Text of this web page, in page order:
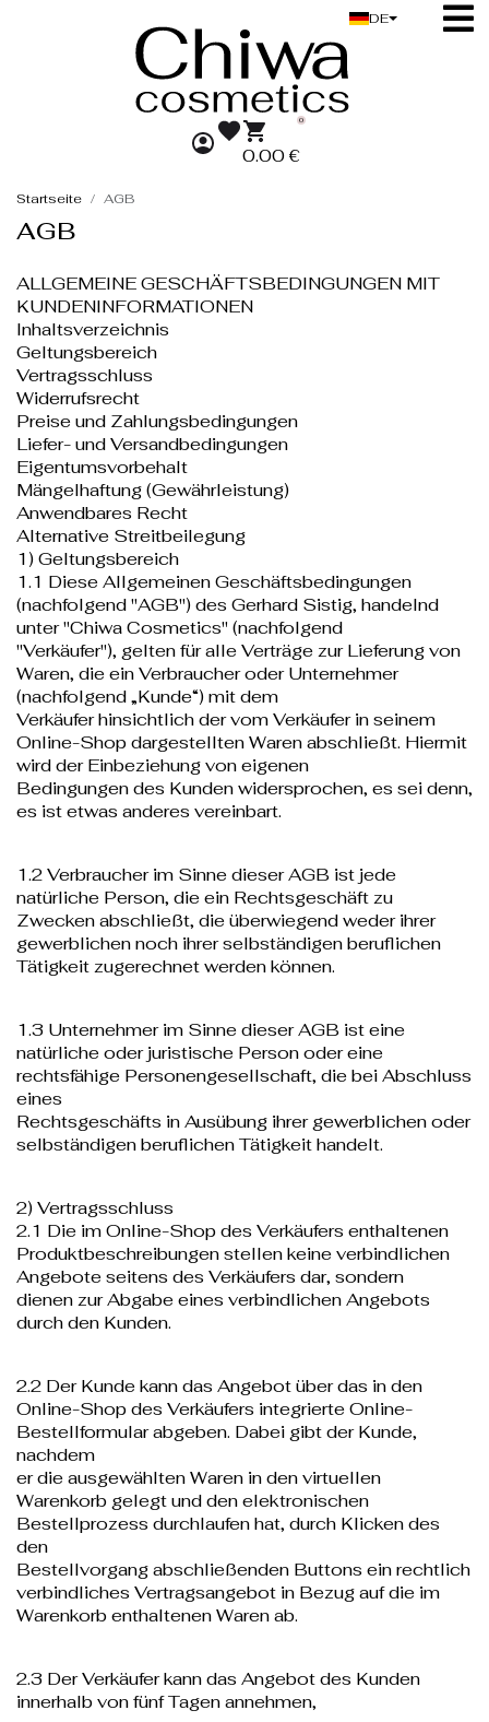
DE
0
0.00 €
Startseite AGB
AGB
ALLGEMEINE GESCHÄFTSBEDINGUNGEN MIT
KUNDENINFORMATIONEN
Inhaltsverzeichnis
Geltungsbereich
Vertragsschluss
Widerrufsrecht
Preise und Zahlungsbedingungen
Liefer- und Versandbedingungen
Eigentumsvorbehalt
Mängelhaftung (Gewährleistung)
Anwendbares Recht
Alternative Streitbeilegung
1) Geltungsbereich
1.1 Diese Allgemeinen Geschäftsbedingungen
(nachfolgend "AGB") des Gerhard Sistig, handelnd
unter "Chiwa Cosmetics" (nachfolgend
"Verkäufer"), gelten für alle Verträge zur Lieferung von
Waren, die ein Verbraucher oder Unternehmer
(nachfolgend „Kunde“) mit dem
Verkäufer hinsichtlich der vom Verkäufer in seinem
Online-Shop dargestellten Waren abschließt. Hiermit
wird der Einbeziehung von eigenen
Bedingungen des Kunden widersprochen, es sei denn,
es ist etwas anderes vereinbart.
1.2 Verbraucher im Sinne dieser AGB ist jede
natürliche Person, die ein Rechtsgeschäft zu
Zwecken abschließt, die überwiegend weder ihrer
gewerblichen noch ihrer selbständigen beruflichen
Tätigkeit zugerechnet werden können.
1.3 Unternehmer im Sinne dieser AGB ist eine
natürliche oder juristische Person oder eine
rechtsfähige Personengesellschaft, die bei Abschluss
eines
Rechtsgeschäfts in Ausübung ihrer gewerblichen oder
selbständigen beruflichen Tätigkeit handelt.
2) Vertragsschluss
2.1 Die im Online-Shop des Verkäufers enthaltenen
Produktbeschreibungen stellen keine verbindlichen
Angebote seitens des Verkäufers dar, sondern
dienen zur Abgabe eines verbindlichen Angebots
durch den Kunden.
2.2 Der Kunde kann das Angebot über das in den
Online-Shop des Verkäufers integrierte Online-
Bestellformular abgeben. Dabei gibt der Kunde,
nachdem
er die ausgewählten Waren in den virtuellen
Warenkorb gelegt und den elektronischen
Bestellprozess durchlaufen hat, durch Klicken des
den
Bestellvorgang abschließenden Buttons ein rechtlich
verbindliches Vertragsangebot in Bezug auf die im
Warenkorb enthaltenen Waren ab.
2.3 Der Verkäufer kann das Angebot des Kunden
innerhalb von fünf Tagen annehmen,